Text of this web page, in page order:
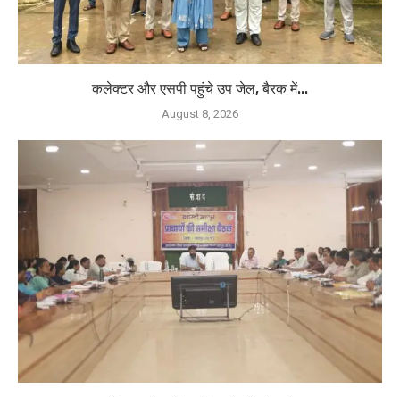
कलेक्टर और एसपी पहुंचे उप जेल, बैरक में...
August 8, 2026